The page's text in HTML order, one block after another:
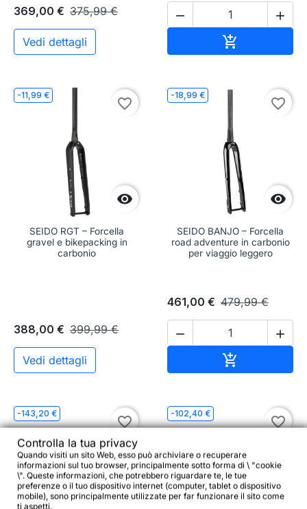
369,00 € 375,99 €
Vedi dettagli
 

-11,99 €

favorite_border
SEIDO RGT – Forcella
gravel e bikepacking in
carbonio
388,00 € 399,99 €
Vedi dettagli
-18,99 €

favorite_border
SEIDO BANJO – Forcella
road adventure in carbonio
per viaggio leggero
461,00 € 479,99 €
 

-143,20 €
favorite_border
-102,40 €
favorite_border
Controlla la tua privacy
Quando visiti un sito Web, esso può archiviare o recuperare
informazioni sul tuo browser, principalmente sotto forma di \ "cookie
\". Queste informazioni, che potrebbero riguardare te, le tue
preferenze o il tuo dispositivo internet (computer, tablet o dispositivo
mobile), sono principalmente utilizzate per far funzionare il sito come
ti aspetti.